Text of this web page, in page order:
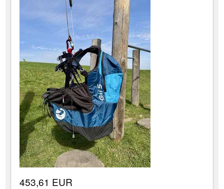
453,61 EUR